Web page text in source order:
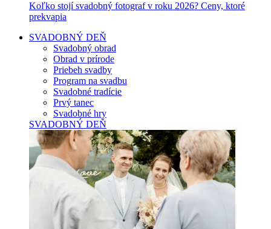
Koľko stojí svadobný fotograf v roku 2026? Ceny, ktoré
prekvapia
SVADOBNÝ DEŇ
Svadobný obrad
Obrad v prírode
Priebeh svadby
Program na svadbu
Svadobné tradície
Prvý tanec
Svadobné hry
SVADOBNÝ DEŇ